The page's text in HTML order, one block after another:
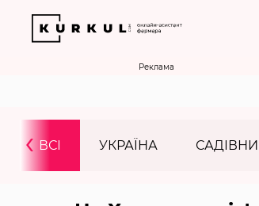
Реклама
ВСІ УКРАЇНА
‹